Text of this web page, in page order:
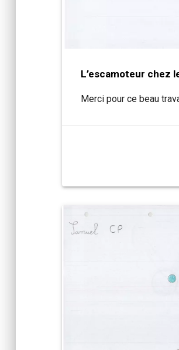
L’escamoteur chez
Merci pour ce beau